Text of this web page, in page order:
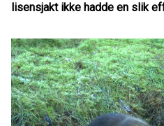
lisensjakt ikke hadde en slik